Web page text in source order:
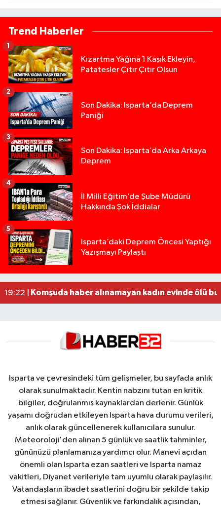
Trend Haberler
Kızartma Yağına 1 Kaşık Ekleyin,
Patatesler Çıtır Çıtır Olsun
1
Son Dakika: Isparta’da Deprem
Paniği
2
Son Dakika: Isparta’da Arka Arkaya
Deprem
3
İl Milli Eğitim’de Şube Müdürü
Hakkında Şok İddialar
4
Isparta’daki Deprem Öncesi Yaptığı
Yazışmayı Paylaştı
5
13:00 |Yığılca'da kardeşler arasındaki silahlı kavgada
12:48 |Tur teknesi çalışanlarının birbirine girdiği kavga
02:26 |MOTOSİKLETLE ÇARPIŞAN OTOMOBİL GÜL
19:22 |
Komşuda haber alınamayan kadın evinde ölü
Isparta ve çevresindeki tüm gelişmeler, bu sayfada anlık
olarak sunulmaktadır. Kentin nabzını tutan en kritik
bilgiler, doğrulanmış kaynaklardan derlenir. Günlük
yaşamı doğrudan etkileyen Isparta hava durumu verileri,
anlık olarak güncellenerek kullanıcılara sunulur.
Meteoroloji'den alınan 5 günlük ve saatlik tahminler,
gününüzü planlamanıza yardımcı olur. Manevi açıdan
önemli olan Isparta ezan saatleri ve Isparta namaz
vakitleri, Diyanet verileriyle tam uyumlu olarak paylaşılır.
Vatandaşların ibadet saatlerini doğru bir şekilde takip
etmesi sağlanır. Güvenlik ve farkındalık açısından,